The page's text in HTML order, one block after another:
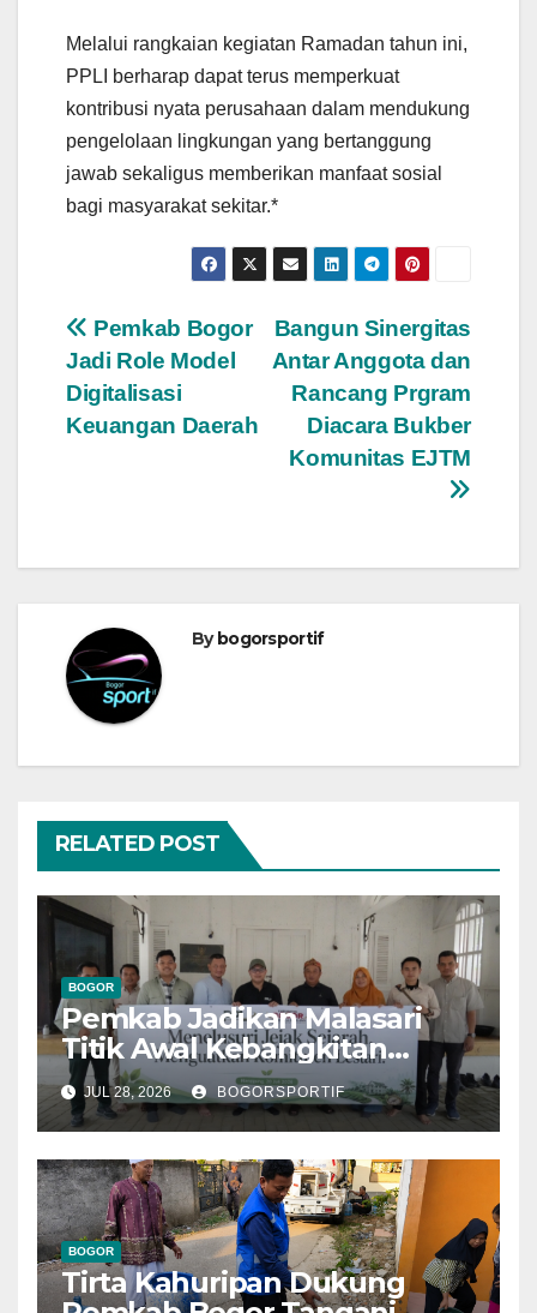
Melalui rangkaian kegiatan Ramadan tahun ini,
PPLI berharap dapat terus memperkuat
kontribusi nyata perusahaan dalam mendukung
pengelolaan lingkungan yang bertanggung
jawab sekaligus memberikan manfaat sosial
bagi masyarakat sekitar.*
Navigasi
pos
Bangun Sinergitas
Antar Anggota dan
Rancang Prgram
Diacara Bukber
Komunitas EJTM
Pemkab Bogor
Jadi Role Model
Digitalisasi
Keuangan Daerah
Bybogorsportif
RELATED POST
BOGOR
Pemkab Jadikan Malasari
Titik Awal Kebangkitan
Bogor, PPLI Perkuat
Komitmen Lestarikan Alam
dan Warisan Sejarah
JUL 28, 2026 BOGORSPORTIF
BOGOR
Tirta Kahuripan Dukung